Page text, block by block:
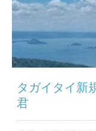
タガイタイ新
君